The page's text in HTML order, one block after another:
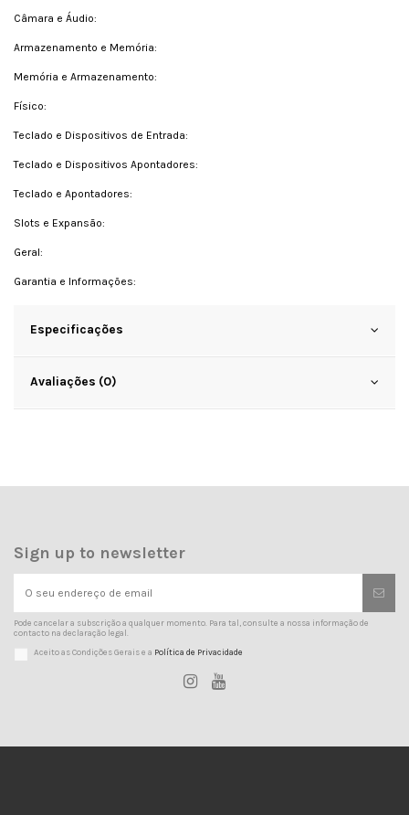
Câmara e Áudio:
Armazenamento e Memória:
Memória e Armazenamento:
Físico:
Teclado e Dispositivos de Entrada:
Teclado e Dispositivos Apontadores:
Teclado e Apontadores:
Slots e Expansão:
Geral:
Garantia e Informações:
Especificações
Avaliações (0)
Sign up to newsletter
Pode cancelar a subscrição a qualquer momento. Para tal, consulte a nossa informação de
contacto na declaração legal.
Aceito as Condições Gerais e a Política de Privacidade